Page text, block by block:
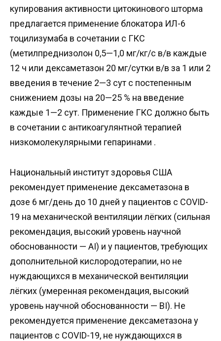
купирования активности цитокинового шторма
предлагается применение блокатора ИЛ-6
тоцилизумаба в сочетании с ГКС
(метилпреднизолон 0,5—1,0 мг/кг/с в/в каждые
12 ч или дексаметазон 20 мг/сутки в/в за 1 или 2
введения в течение 2—3 сут с постепенным
снижением дозы на 20—25 % на введение
каждые 1—2 сут. Применение ГКС должно быть
в сочетании с антикоагулянтной терапией
низкомолекулярными гепаринами .
Национальный институт здоровья США
рекомендует применение дексаметазона в
дозе 6 мг/день до 10 дней у пациентов с COVID-
19 на механической вентиляции лёгких (сильная
рекомендация, высокий уровень научной
обоснованности — AI) и у пациентов, требующих
дополнительной кислородотерапии, но не
нуждающихся в механической вентиляции
лёгких (умеренная рекомендация, высокий
уровень научной обоснованности — BI). Не
рекомендуется применение дексаметазона у
пациентов с COVID-19, не нуждающихся в